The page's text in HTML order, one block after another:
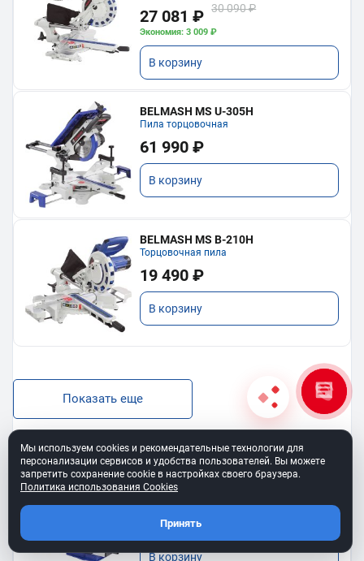
27 081 ₽ 30 090 ₽
Экономия: 3 009 ₽
В корзину
BELMASH MS U-305H
Пила торцовочная
61 990 ₽
В корзину
BELMASH MS B-210H
Торцовочная пила
19 490 ₽
В корзину
Показать еще
BELMASH SS-400VS
13 190 ₽
В корзину
Мы используем cookies и рекомендательные технологии для
персонализации сервисов и удобства пользователей. Вы можете
запретить сохранение cookie в настройках своего браузера.
Политика использования Cookies
Принять